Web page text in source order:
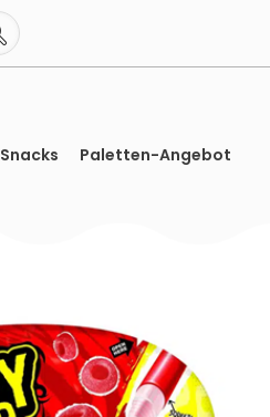
Snacks Paletten-Angebot